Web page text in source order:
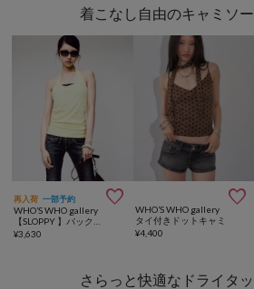
着こなし自由のキャミソ
再入荷 一部予約 
WHO’S WHO gallery
¥3,630

WHO’S WHO gallery
タイ付きドットキャミ
¥4,400
さらっと快適なドライタ